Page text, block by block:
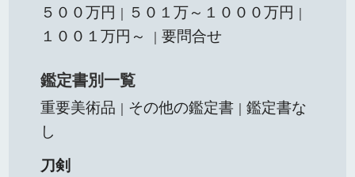
５００万円
５０１万～１０００万円
１００１万円～ ｜要問合せ
鑑定書別一覧
重要美術品 その他の鑑定書 ｜鑑定書な
し
刀剣